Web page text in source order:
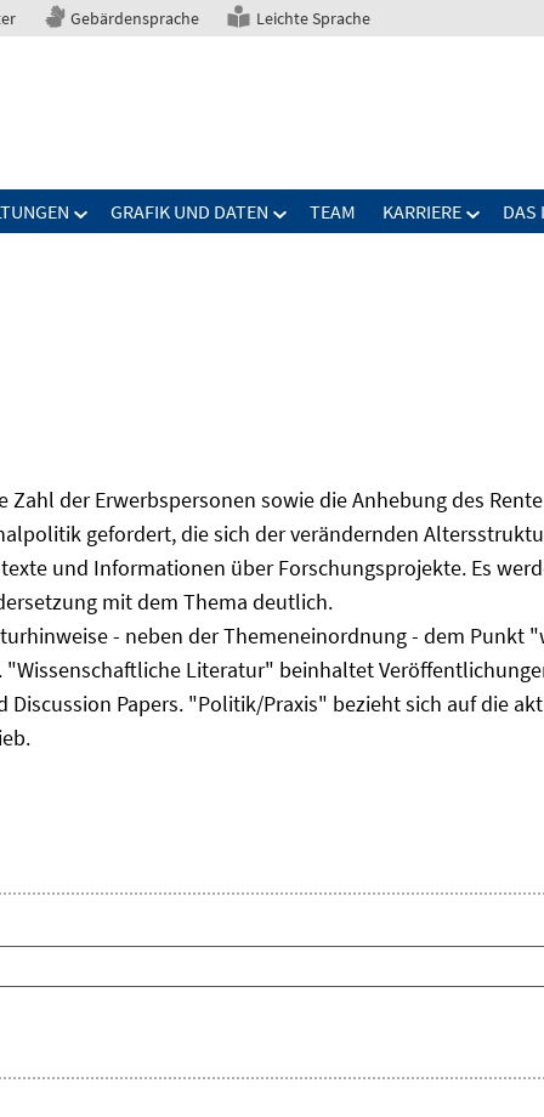
Gebärdensprache Leichte Sprache
GRAFIK UND DATEN TEAM KARRIERE DAS
der Erwerbspersonen sowie die Anhebung des
gefordert, die sich der verändernden
und Informationen über Forschungsprojekte. Es
mit dem Thema deutlich.
- neben der Themeneinordnung - dem Punkt
Literatur" beinhaltet
Papers. "Politik/Praxis" bezieht sich auf die